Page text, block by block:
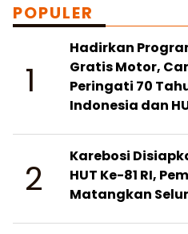
POPULER
1
Hadirkan
Gratis Motor,
Peringati 70
Indonesia dan
2
Karebosi
HUT Ke-81 RI,
Matangkan